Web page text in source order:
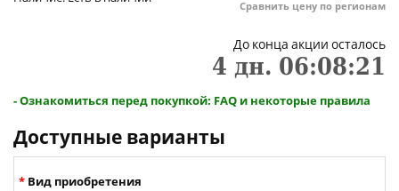
Сравнить цену по регионам
До конца акции осталось
4 дн. 06:08:20
- Ознакомиться перед покупкой: FAQ и некоторые правила
Доступные варианты
Вид приобретения